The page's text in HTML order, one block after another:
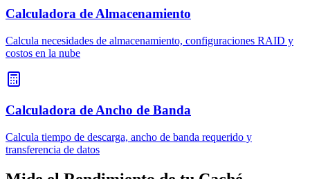
Calculadora de Almacenamiento
Calcula necesidades de almacenamiento, configuraciones RAID y
costos en la nube
Calculadora de Ancho de Banda
Calcula tiempo de descarga, ancho de banda requerido y
transferencia de datos